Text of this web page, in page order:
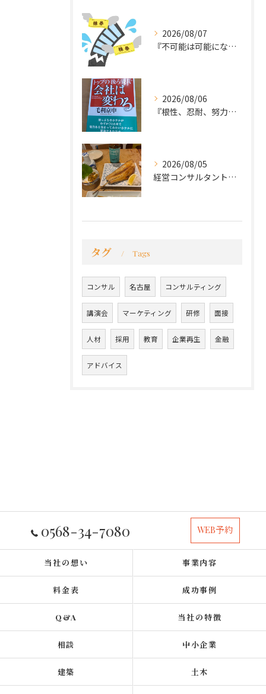
2026/08/07
『不可能は可能になる』
2026/08/06
『根性、忍耐、努力という言葉は死語なのか』
2026/08/05
経営コンサルタントのモーちゃん・毛利京申です。
タグ Tags
コンサル 名古屋 コンサルティング
講演会 マーケティング 研修 面接
人材 採用 教育 企業再生 金融
アドバイス
0568-34-7080 WEB予約
当社の想い 事業内容
料金表 成功事例
Q&A 当社の特徴
相談 中小企業
建築 土木